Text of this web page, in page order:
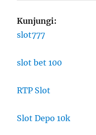
Kunjungi:
slot777
slot bet 100
RTP Slot
Slot Depo 10k